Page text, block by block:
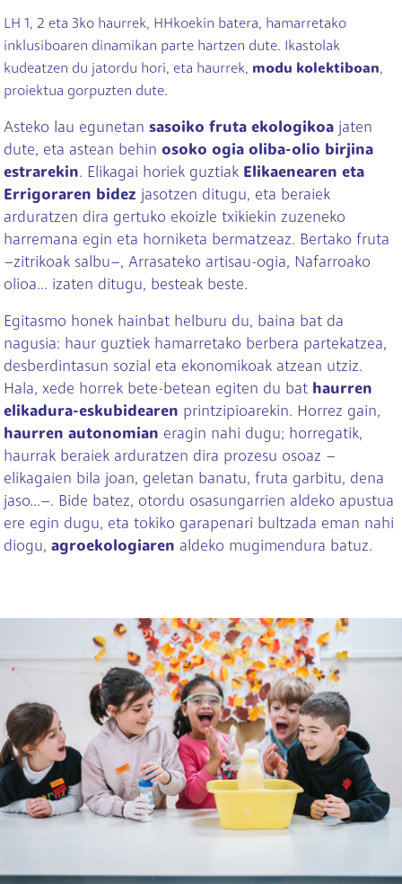
LH 1, 2 eta 3ko haurrek, HHkoekin batera, hamarretako
inklusiboaren dinamikan parte hartzen dute. Ikastolak
kudeatzen du jatordu hori, eta haurrek, modu kolektiboan,
proiektua gorpuzten dute.
Asteko lau egunetan sasoiko fruta ekologikoa jaten
dute, eta astean behin osoko ogia oliba-olio birjina
estrarekin. Elikagai horiek guztiak Elikaenearen eta
Errigoraren bidez jasotzen ditugu, eta beraiek
arduratzen dira gertuko ekoizle txikiekin zuzeneko
harremana egin eta horniketa bermatzeaz. Bertako fruta
–zitrikoak salbu–, Arrasateko artisau-ogia, Nafarroako
olioa... izaten ditugu, besteak beste.
Egitasmo honek hainbat helburu du, baina bat da
nagusia: haur guztiek hamarretako berbera partekatzea,
desberdintasun sozial eta ekonomikoak atzean utziz.
Hala, xede horrek bete-betean egiten du bat haurren
elikadura-eskubidearen printzipioarekin. Horrez gain,
haurren autonomian eragin nahi dugu; horregatik,
haurrak beraiek arduratzen dira prozesu osoaz –
elikagaien bila joan, geletan banatu, fruta garbitu, dena
jaso...–. Bide batez, otordu osasungarrien aldeko apustua
ere egin dugu, eta tokiko garapenari bultzada eman nahi
diogu, agroekologiaren aldeko mugimendura batuz.